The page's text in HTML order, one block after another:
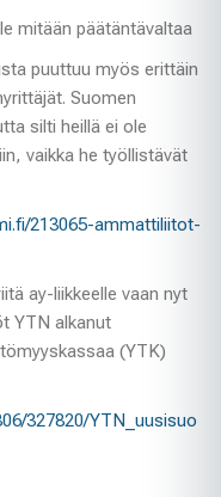
mitään päätäntävaltaa
puuttuu myös erittäin
Suomen
silti heillä ei ole
vaikka he työllistävät
213065-ammattiliitot-
ay-liikkeelle vaan nyt
YTN alkanut
(YTK)
327820/YTN_uusisuo